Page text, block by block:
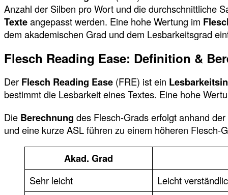
Anzahl der Silben pro Wort und die durchschnittliche
Texteangepasst werden. Eine hohe Wertung im
dem akademischen Grad und dem Lesbarkeitsgrad
Flesch Reading Ease: Definition &
Der Flesch Reading Ease (FRE) ist ein
bestimmt die Lesbarkeit eines Textes. Eine hohe
Die Berechnung des Flesch-Grads erfolgt anhand
und eine kurze ASL führen zu einem höheren
Akad. Grad
Sehr leicht
Leicht